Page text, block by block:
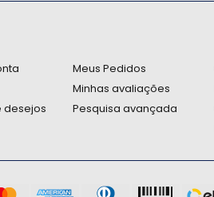
desejos
Meus Pedidos
Minhas avaliações
Pesquisa avançada